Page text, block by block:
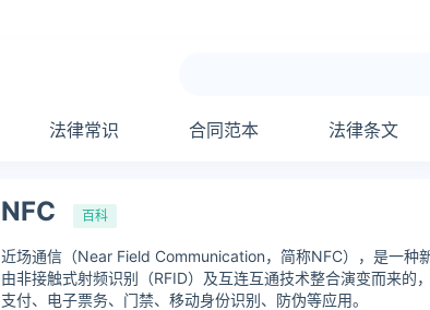
法律常识 合同范本 法律条文
NFC 百科
近场通信（Near Field Communication，简称NFC），是一种
由非接触式射频识别（RFID）及互连互通技术整合演变而来
支付、电子票务、门禁、移动身份识别、防伪等应用。